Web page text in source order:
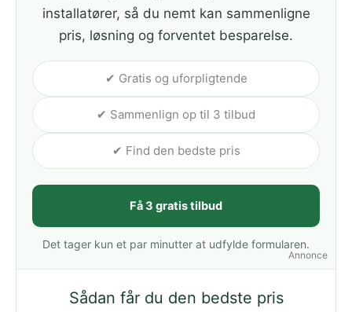
Annonce
installatører, så du nemt kan sammenligne
pris, løsning og forventet besparelse.
✔ Gratis og uforpligtende
✔ Sammenlign op til 3 tilbud
✔ Find den bedste pris
Få 3 gratis tilbud
Det tager kun et par minutter at udfylde formularen.
Sådan får du den bedste pris